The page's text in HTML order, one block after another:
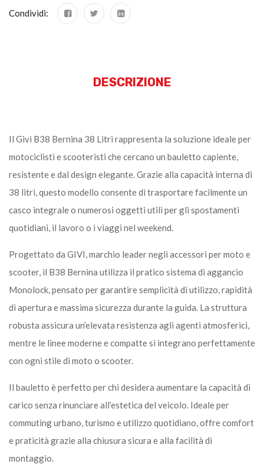
Condividi:
DESCRIZIONE
Il Givi B38 Bernina 38 Litri rappresenta la soluzione ideale per
motociclisti e scooteristi che cercano un bauletto capiente,
resistente e dal design elegante. Grazie alla capacità interna di
38 litri, questo modello consente di trasportare facilmente un
casco integrale o numerosi oggetti utili per gli spostamenti
quotidiani, il lavoro o i viaggi nel weekend.
Progettato da GIVI, marchio leader negli accessori per moto e
scooter, il B38 Bernina utilizza il pratico sistema di aggancio
Monolock, pensato per garantire semplicità di utilizzo, rapidità
di apertura e massima sicurezza durante la guida. La struttura
robusta assicura un’elevata resistenza agli agenti atmosferici,
mentre le linee moderne e compatte si integrano perfettamente
con ogni stile di moto o scooter.
Il bauletto è perfetto per chi desidera aumentare la capacità di
carico senza rinunciare all’estetica del veicolo. Ideale per
commuting urbano, turismo e utilizzo quotidiano, offre comfort
e praticità grazie alla chiusura sicura e alla facilità di
montaggio.